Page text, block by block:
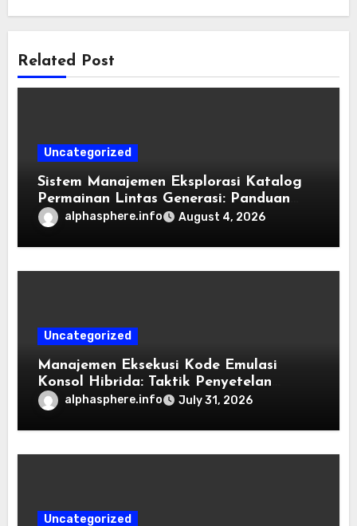
Related Post
Uncategorized
Sistem Manajemen Eksplorasi Katalog
Permainan Lintas Generasi: Panduan
Pengorganisasian Berkas ROM dan
Emulasi
alphasphere.info August 4, 2026
Uncategorized
Manajemen Eksekusi Kode Emulasi
Konsol Hibrida: Taktik Penyetelan
Shader dan Rendisi Grafis
alphasphere.info July 31, 2026
Uncategorized